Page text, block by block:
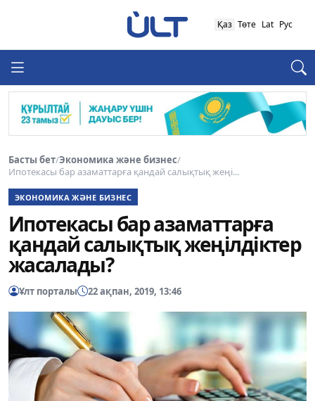
Қаз Төте Lat Рус
Басты бет/Экономика және бизнес/
Ипотекасы бар азаматтарға қандай салықтық жеңі...
ЭКОНОМИКА ЖӘНЕ БИЗНЕС
Ипотекасы бар азаматтарға
қандай салықтық жеңілдіктер
жасалады?
Ұлт порталы 22 ақпан, 2019, 13:46